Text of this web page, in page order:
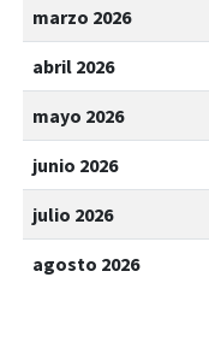
marzo 2026
abril 2026
mayo 2026
junio 2026
julio 2026
agosto 2026